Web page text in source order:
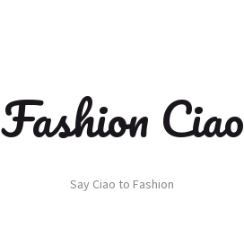
Fashion Ciao
Say Ciao to Fashion